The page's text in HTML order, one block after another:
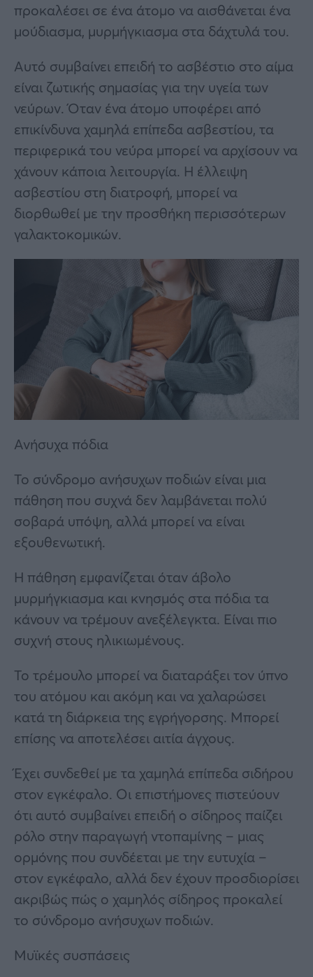
προκαλέσει σε ένα άτομο να αισθάνεται ένα
μούδιασμα, μυρμήγκιασμα στα δάχτυλά του.
Αυτό συμβαίνει επειδή το ασβέστιο στο αίμα
είναι ζωτικής σημασίας για την υγεία των
νεύρων. Όταν ένα άτομο υποφέρει από
επικίνδυνα χαμηλά επίπεδα ασβεστίου, τα
περιφερικά του νεύρα μπορεί να αρχίσουν να
χάνουν κάποια λειτουργία. Η έλλειψη
ασβεστίου στη διατροφή, μπορεί να
διορθωθεί με την προσθήκη περισσότερων
γαλακτοκομικών.
Ανήσυχα πόδια
Το σύνδρομο ανήσυχων ποδιών είναι μια
πάθηση που συχνά δεν λαμβάνεται πολύ
σοβαρά υπόψη, αλλά μπορεί να είναι
εξουθενωτική.
Η πάθηση εμφανίζεται όταν άβολο
μυρμήγκιασμα και κνησμός στα πόδια τα
κάνουν να τρέμουν ανεξέλεγκτα. Είναι πιο
συχνή στους ηλικιωμένους.
Το τρέμουλο μπορεί να διαταράξει τον ύπνο
του ατόμου και ακόμη και να χαλαρώσει
κατά τη διάρκεια της εγρήγορσης. Μπορεί
επίσης να αποτελέσει αιτία άγχους.
Έχει συνδεθεί με τα χαμηλά επίπεδα σιδήρου
στον εγκέφαλο. Οι επιστήμονες πιστεύουν
ότι αυτό συμβαίνει επειδή ο σίδηρος παίζει
ρόλο στην παραγωγή ντοπαμίνης – μιας
ορμόνης που συνδέεται με την ευτυχία –
στον εγκέφαλο, αλλά δεν έχουν προσδιορίσει
ακριβώς πώς ο χαμηλός σίδηρος προκαλεί
το σύνδρομο ανήσυχων ποδιών.
Μυϊκές συσπάσεις